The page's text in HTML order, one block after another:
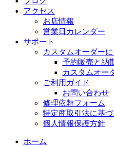
アクセス
お店情報
営業日カレンダー
サポート
カスタムオーダー
予約販売と納
カスタムオー
ご利用ガイド
お問い合わせ
修理依頼フォーム
特定商取引法に基
個人情報保護方針
ホーム